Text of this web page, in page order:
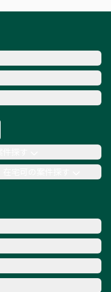
Ruby
宅可の案件探す